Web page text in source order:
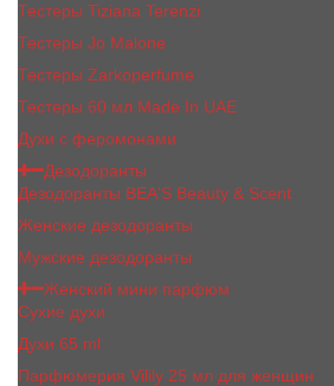
Тестеры Tiziana Terenzi
Тестеры Jо Malоnе
Тестеры Zarkoperfume
Тестеры 60 мл Made In UAE
Духи с феромонами
Дезодоранты
Дезодоранты BEA'S Beauty & Scent
Женские дезодоранты
Мужские дезодоранты
Женский мини парфюм
Сухие духи
Духи 65 ml
Парфюмерия Vilily 25 мл для женщин